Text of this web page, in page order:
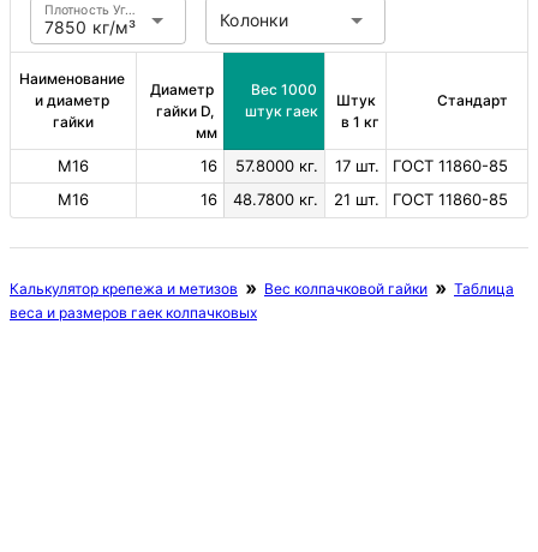
7850 кг/м³
Плотность Углеродистая сталь Колонки
Наименование
и диаметр
гайки
Диаметр
гайки D,
мм
Вес 1000
штук гаек
Штук
в 1 кг
Стандарт
М16 16 57.8000 кг. 17 шт.
ГОСТ 11860-85
М16
16 48.7800 кг. 21 шт. ГОСТ 11860-85
Калькулятор крепежа и метизов Вес колпачковой гайки
Таблица
веса и размеров гаек колпачковых